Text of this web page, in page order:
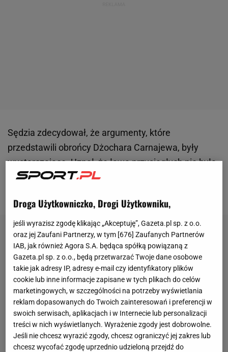
Sędzia zdecydował, że argumenty, które
przedstawili obrońcy Dżochara Carnajewa, były
wystarczające. Uznał, że ława przysięgłych nie była
bezstronna wobec oskarżonego, a ławnicy zostali
Droga Użytkowniczko, Drogi Użytkowniku,
jeśli wyrazisz zgodę klikając „Akceptuję”, Gazeta.pl sp. z o.o.
oraz jej Zaufani Partnerzy, w tym [676] Zaufanych Partnerów
IAB, jak również Agora S.A. będąca spółką powiązaną z
Gazeta.pl sp. z o.o., będą przetwarzać Twoje dane osobowe
takie jak adresy IP, adresy e-mail czy identyfikatory plików
cookie lub inne informacje zapisane w tych plikach do celów
marketingowych, w szczególności na potrzeby wyświetlania
reklam dopasowanych do Twoich zainteresowań i preferencji w
swoich serwisach, aplikacjach i w Internecie lub personalizacji
treści w nich wyświetlanych. Wyrażenie zgody jest dobrowolne.
Jeśli nie chcesz wyrazić zgody, chcesz ograniczyć jej zakres lub
chcesz wycofać zgodę uprzednio udzieloną przejdź do